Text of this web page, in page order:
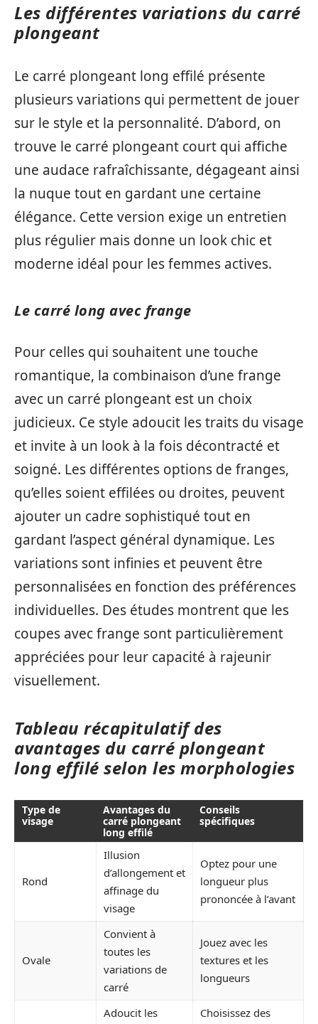
Les différentes variations du carré
plongeant
Le carré plongeant long effilé présente
plusieurs variations qui permettent de jouer
sur le style et la personnalité. D’abord, on
trouve le carré plongeant court qui affiche
une audace rafraîchissante, dégageant ainsi
la nuque tout en gardant une certaine
élégance. Cette version exige un entretien
plus régulier mais donne un look chic et
moderne idéal pour les femmes actives.
Le carré long avec frange
Pour celles qui souhaitent une touche
romantique, la combinaison d’une frange
avec un carré plongeant est un choix
judicieux. Ce style adoucit les traits du visage
et invite à un look à la fois décontracté et
soigné. Les différentes options de franges,
qu’elles soient effilées ou droites, peuvent
ajouter un cadre sophistiqué tout en
gardant l’aspect général dynamique. Les
variations sont infinies et peuvent être
personnalisées en fonction des préférences
individuelles. Des études montrent que les
coupes avec frange sont particulièrement
appréciées pour leur capacité à rajeunir
visuellement.
Tableau récapitulatif des
avantages du carré plongeant
long effilé selon les morphologies
Type de
visage
Avantages du
carré plongeant
long effilé
Conseils
spécifiques
Rond
Illusion
d’allongement et
affinage du
visage
Optez pour une
longueur plus
prononcée à l’avant
Ovale
Convient à
toutes les
variations de
carré
Jouez avec les
textures et les
longueurs
Adoucit les
Choisissez des